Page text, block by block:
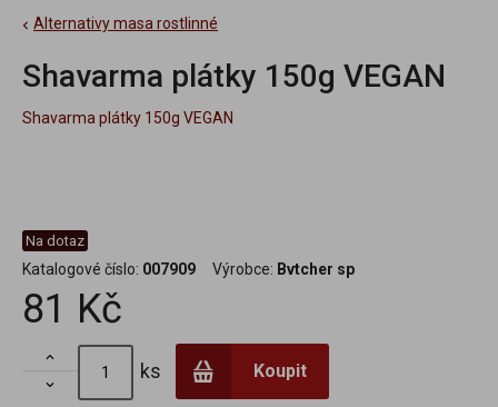
Alternativy masa rostlinné
Shavarma plátky 150g VEGAN
Shavarma plátky 150g VEGAN
Na dotaz
Katalogové číslo: 007909 Výrobce: Bvtcher sp
81 Kč


ks Koupit